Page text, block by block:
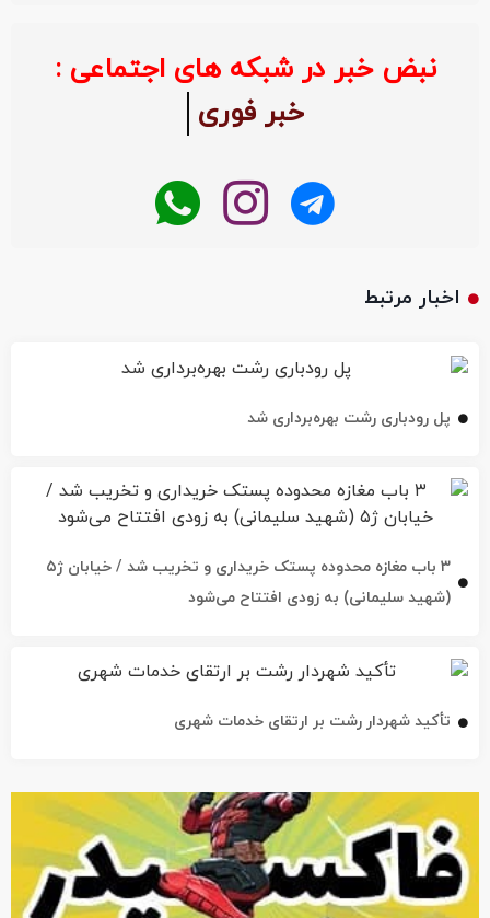
نبض خبر در شبکه های اجتماعی :
خبر فوری
اخبار مرتبط
پل رودباری رشت بهره‌برداری شد
۳ باب مغازه محدوده پستک خریداری و تخریب شد / خیابان ژ۵
(شهید سلیمانی) به زودی افتتاح می‌شود
تأکید شهردار رشت بر ارتقای خدمات شهری